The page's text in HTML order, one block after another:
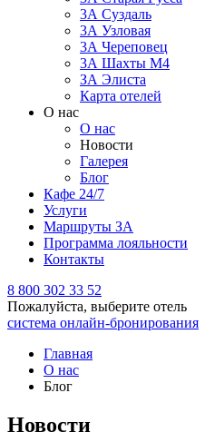
3А Суздаль
3А Узловая
3А Череповец
3А Шахты М4
ЗА Элиста
Карта отелей
О нас
О нас
Новости
Галерея
Блог
Кафе 24/7
Услуги
Маршруты ЗА
Программа лояльности
Контакты
8 800 302 33 52
Пожалуйста, выберите отель
система онлайн-бронирования
Главная
О нас
Блог
Новости